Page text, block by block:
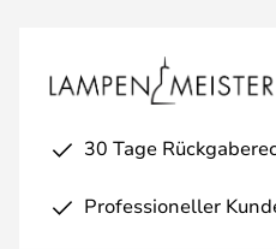
30 Tage
Professioneller